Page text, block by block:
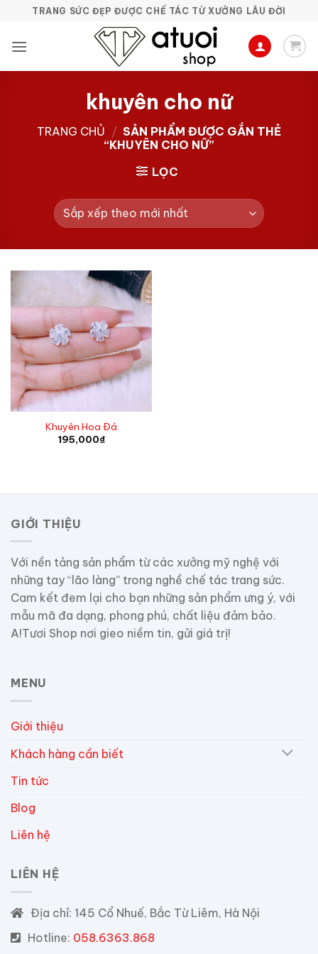
nội
TRANG SỨC ĐẸP ĐƯỢC CHẾ TÁC TỪ XƯỞNG LÂU ĐỜI
khuyên cho nữ
TRANG CHỦ / SẢN PHẨM ĐƯỢC GẮN THẺ
“KHUYÊN CHO NỮ”
LỌC
Khuyên Hoa Đá
195,000₫
GIỚI THIỆU
Với nền tảng sản phẩm từ các xưởng mỹ nghệ với
những tay “lão làng” trong nghề chế tác trang sức.
Cam kết đem lại cho bạn những sản phẩm ưng ý, với
mẫu mã đa dạng, phong phú, chất liệu đảm bảo.
A!Tươi Shop nơi gieo niềm tin, gửi giá trị!
MENU
Giới thiệu
Khách hàng cần biết
Tin tức
Blog
Liên hệ
LIÊN HỆ
Địa chỉ: 145 Cổ Nhuế, Bắc Từ Liêm, Hà Nội
Hotline: 058.6363.868